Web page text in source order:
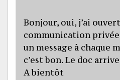
Bonjour, oui, j’ai
communication
un message à chaque
c’est bon. Le doc
A bientôt